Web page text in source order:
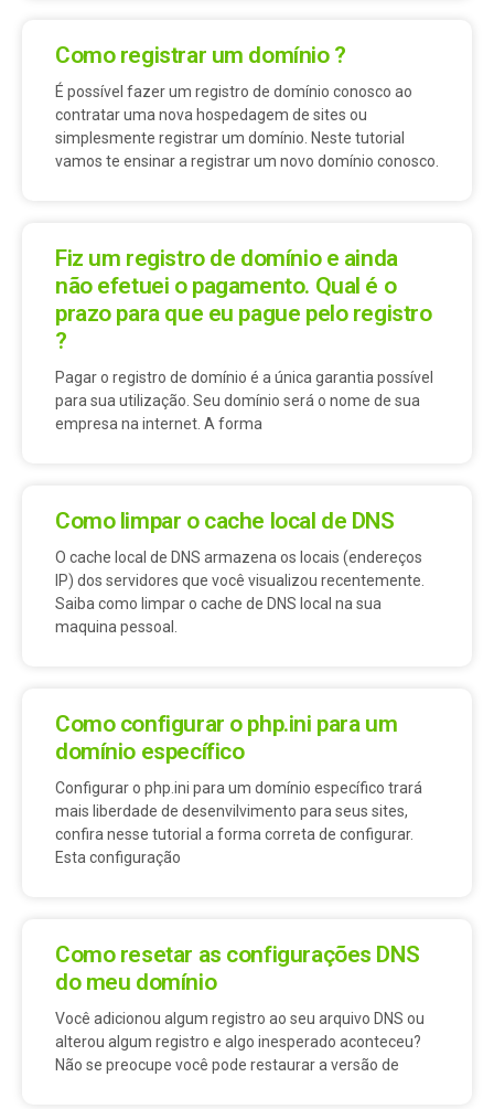
Como registrar um domínio ?
É possível fazer um registro de domínio conosco ao
contratar uma nova hospedagem de sites ou
simplesmente registrar um domínio. Neste tutorial
vamos te ensinar a registrar um novo domínio conosco.
Fiz um registro de domínio e ainda
não efetuei o pagamento. Qual é o
prazo para que eu pague pelo registro
?
Pagar o registro de domínio é a única garantia possível
para sua utilização. Seu domínio será o nome de sua
empresa na internet. A forma
Como limpar o cache local de DNS
O cache local de DNS armazena os locais (endereços
IP) dos servidores que você visualizou recentemente.
Saiba como limpar o cache de DNS local na sua
maquina pessoal.
Como configurar o php.ini para um
domínio específico
Configurar o php.ini para um domínio específico trará
mais liberdade de desenvilvimento para seus sites,
confira nesse tutorial a forma correta de configurar.
Esta configuração
Como resetar as configurações DNS
do meu domínio
Você adicionou algum registro ao seu arquivo DNS ou
alterou algum registro e algo inesperado aconteceu?
Não se preocupe você pode restaurar a versão de